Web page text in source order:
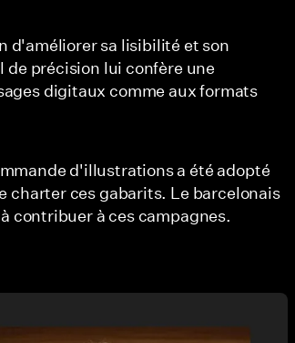
d'améliorer sa lisibilité et son
précision lui confère une
digitaux comme aux formats
d'illustrations a été adopté
charter ces gabarits. Le barcelonais
contribuer à ces campagnes.